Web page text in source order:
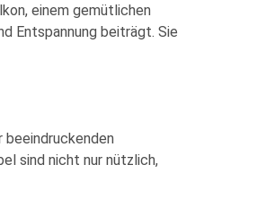
einem gemütlichen
Entspannung beiträgt. Sie
beeindruckenden
sind nicht nur nützlich,